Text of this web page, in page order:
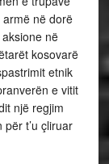
në dorë
në
kosovarë
etnik
e vitit
një regjim
t’u çliruar